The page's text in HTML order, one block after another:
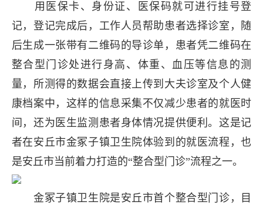
用医保卡、身份证、医保码就可进行挂号登
记，登记完成后，工作人员帮助患者选择诊室，随
后生成一张带有二维码的导诊单，患者凭二维码在
整合型门诊处进行身高、体重、血压等信息的测
量，所测得的数据会直接上传到大夫诊室及个人健
康档案中，这样的信息采集不仅减少患者的就医时
间，还为医生监测患者身体情况提供便利。这是记
者在安丘市金冢子镇卫生院体验到的就医流程，也
是安丘市当前着力打造的“整合型门诊”流程之一。
金冢子镇卫生院是安丘市首个整合型门诊，目